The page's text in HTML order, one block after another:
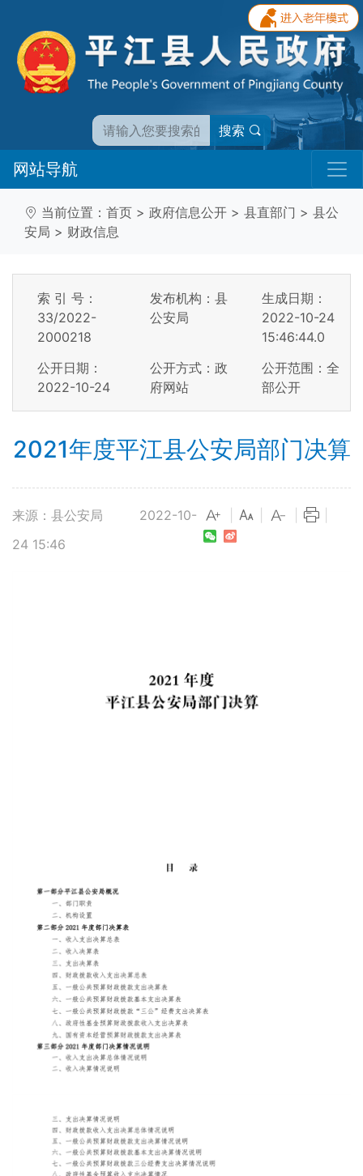
搜索
网站导航
当前位置： 首页 > 政府信息公开 > 县直部门 > 县公
安局 > 财政信息
索 引 号：
33/2022-
2000218
发布机构：县
公安局
生成日期：
2022-10-24
15:46:44.0
公开日期：
2022-10-24
公开方式：政
府网站
公开范围：全
部公开
2021年度平江县公安局部门决算
来源：县公安局
2022-10-
24 15:46